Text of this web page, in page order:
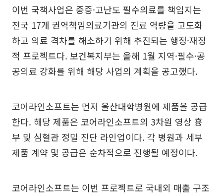
이번 국책사업은 중증·고난도 필수의료를 책임지는
전국 17개 권역책임의료기관의 진료 역량을 고도화
하고 의료 격차를 해소하기 위해 추진되는 행정·재정
적 프로젝트다. 보건복지부는 올해 1월 지역·필수·공
공의료 강화를 위해 해당 사업의 계획을 공고했다.
코어라인소프트는 먼저 울산대학병원에 제품을 공급
한다. 해당 제품은 코어라인소프트의 3차원 영상 흉
부 및 심혈관 정밀 진단 라인업이다. 각 병원과 세부
제품 계약 및 공급은 순차적으로 진행될 예정이다.
코어라인소프트는 이번 프로젝트로 국내외 매출 구조